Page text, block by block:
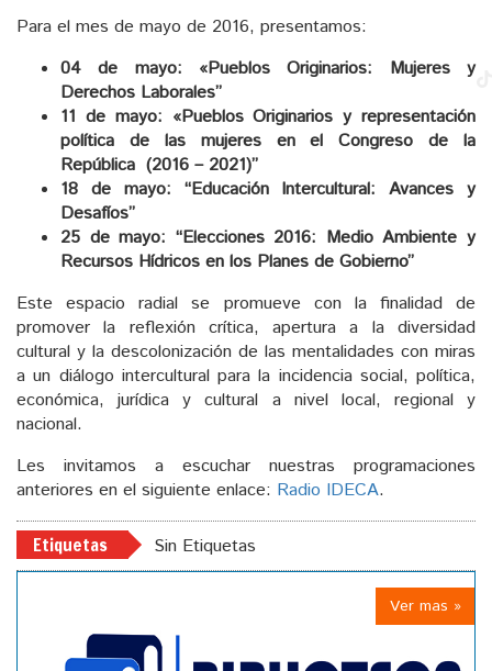
Para el mes de mayo de 2016, presentamos:
04 de mayo: «Pueblos Originarios: Mujeres y
Derechos Laborales”
11 de mayo: «Pueblos Originarios y representación
política de las mujeres en el Congreso de la
República (2016 – 2021)”
18 de mayo: “Educación Intercultural: Avances y
Desafíos”
25 de mayo: “Elecciones 2016: Medio Ambiente y
Recursos Hídricos en los Planes de Gobierno”
Este espacio radial se promueve con la finalidad de
promover la reflexión crítica, apertura a la diversidad
cultural y la descolonización de las mentalidades con miras
a un diálogo intercultural para la incidencia social, política,
económica, jurídica y cultural a nivel local, regional y
nacional.
Les invitamos a escuchar nuestras programaciones
anteriores en el siguiente enlace: Radio IDECA.
Etiquetas Sin Etiquetas
Ver mas »